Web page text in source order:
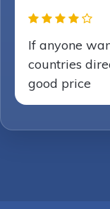
If anyone
countries
good price